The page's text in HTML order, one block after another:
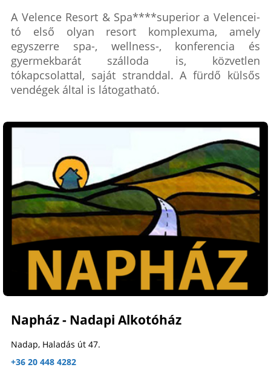
A Velence Resort & Spa****superior a Velencei-
tó első olyan resort komplexuma, amely
egyszerre spa-, wellness-, konferencia és
gyermekbarát szálloda is, közvetlen
tókapcsolattal, saját stranddal. A fürdő külsős
vendégek által is látogatható.
Napház - Nadapi Alkotóház
Nadap, Haladás út 47.
+36 20 448 4282